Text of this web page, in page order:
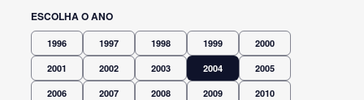
ESCOLHA O ANO
1996 1997 1998 1999 2000
2001 2002 2003 2004 2005
2006 2007 2008 2009 2010